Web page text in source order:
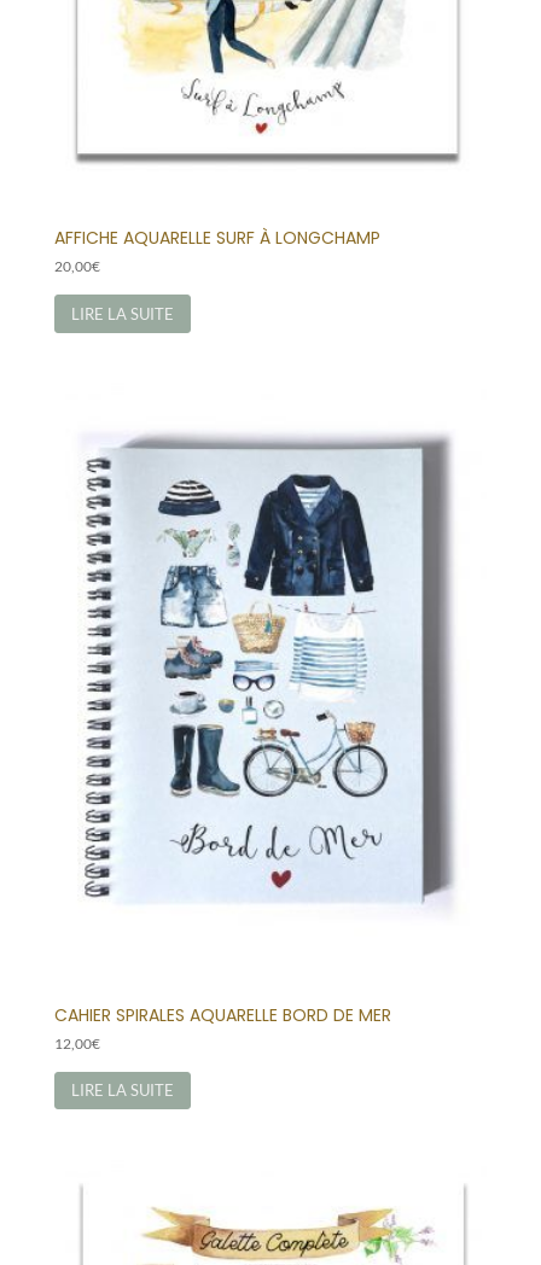
AFFICHE AQUARELLE SURF À LONGCHAMP
20,00€
LIRE LA SUITE
CAHIER SPIRALES AQUARELLE BORD DE MER
12,00€
LIRE LA SUITE